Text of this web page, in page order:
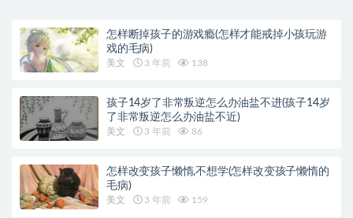
怎样断掉孩子的游戏瘾(怎样才能戒掉小孩玩游
戏的毛病)
美文 3 年前 138
孩子14岁了非常叛逆怎么办油盐不进(孩子14岁
了非常叛逆怎么办油盐不近)
美文 3 年前 86
怎样改变孩子懒惰,不想学(怎样改变孩子懒惰的
毛病)
美文 3 年前 159